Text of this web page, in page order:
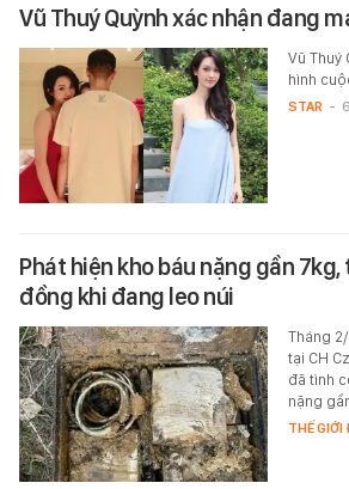
Vũ Thuý Quỳnh xác nhận đang
Vũ Thuý
hình
STAR -
Phát hiện kho báu nặng gần
đồng khi đang leo núi
Tháng
tại CH
đã tình
nặng
THẾ GIỚI